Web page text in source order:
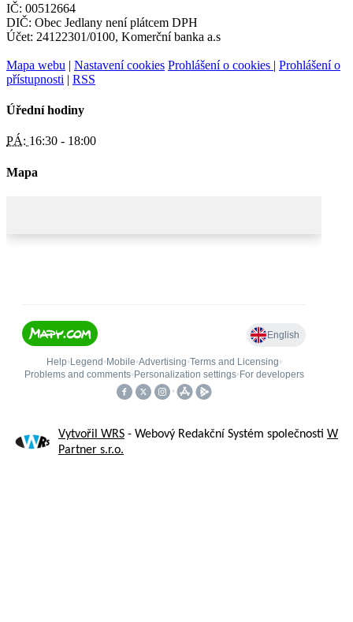
IČ: 00512664
DIČ: Obec Jedlany není plátcem DPH
Účet: 24122301/0100, Komerční banka a.s
Mapa webu | Nastavení cookies Prohlášení o cookies | Prohlášení o
přístupnosti | RSS
Úřední hodiny
PÁ: 16:30 - 18:00
Mapa
Vytvořil WRS - Webový Redakční Systém společnosti W
Partner s.r.o.